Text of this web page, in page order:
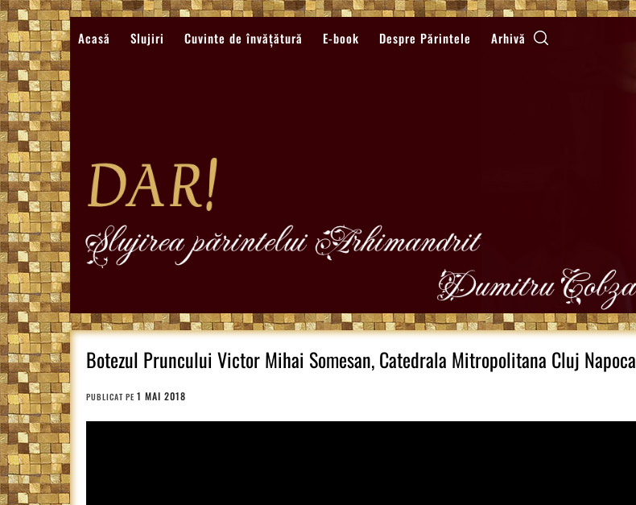
Sari
la
conținut
Acasă Slujiri Cuvinte de învățătură E-book Despre Părintele Arhivă
Botezul Pruncului Victor Mihai Somesan, Catedrala Mitropolitana Cluj Napoca
PUBLICAT PE 1 MAI 2018